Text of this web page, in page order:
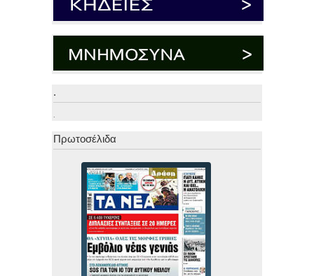
.
.
Πρωτοσέλιδα